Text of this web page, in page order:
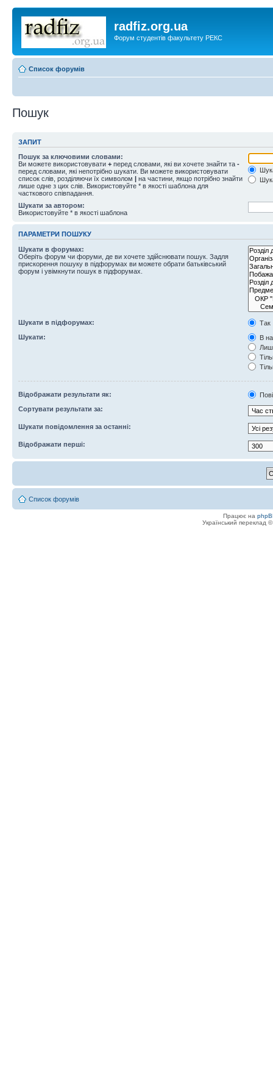
radfiz.org.ua
Форум студентів факультету РЕКС
Список форумів
Пошук
ЗАПИТ
Пошук за ключовими словами:
Ви можете використовувати + перед словами, які ви хочете знайти та -
перед словами, які непотрібно шукати. Ви можете використовувати
список слів, розділяючи їх символом | на частини, якщо потрібно знайти
лише одне з цих слів. Використовуйте * в якості шаблона для
часткового співпадання.
Шукати за автором:
Використовуйте * в якості шаблона
ПАРАМЕТРИ ПОШУКУ
Шукати в форумах:
Оберіть форум чи форуми, де ви хочете здійснювати пошук. Задля
прискорення пошуку в підфорумах ви можете обрати батьківський
форум і увімкнути пошук в підфорумах.
Шукати в підфорумах:
Так
Шукати:
В
Відображати результати як:
Сортувати результати за:
Шукати повідомлення за останні:
Відображати перші:
Список форумів
Працює на
Український переклад